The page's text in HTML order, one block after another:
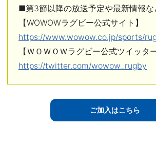
■第3節以降の放送予定や最新情報な
【WOWOWラグビー公式サイト】
https://www.wowow.co.jp/sports/
【ＷＯＷＯＷラグビー公式ツイッター
https://twitter.com/wowow_rugby
ご加入はこちら